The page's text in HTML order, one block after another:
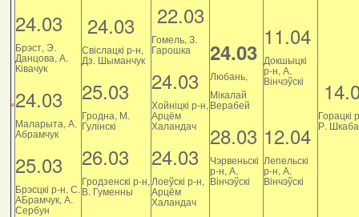
24.03
Брэст, Э.
Данцова, А.
Ківачук
24.03
Маларыта, А.
Абрамчук
25.03
Брэсцкі р-н, С.
АБрамчук, А.
Сербун
24.03
Свіслацкі р-н,
Дз. Шыманчук
25.03
Гродна, М.
Гулінскі
26.03
Гродзенскі р-н,
В. Гуменны
22.03
Гомель, З.
Гарошка
24.03
Хойніцкі р-н,
Арцём
Халандач
24.03
Лоеўскі р-н,
Арцём
Халандач
24.03
Любань,
Мікалай
Верабей
28.03
Чэрвеньскі
р-н, А.
Вінчэўскі
11.04
Докшыцкі
р-н, А.
Вінчэўскі
12.04
Лепельскі
р-н, А.
Вінчэўскі
Горацкі
Р.